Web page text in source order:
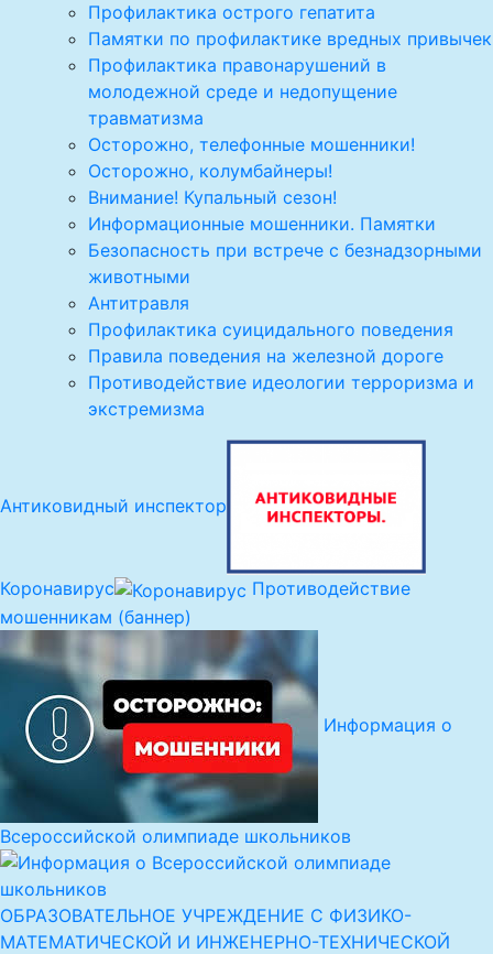
Профилактика острого гепатита
Памятки по профилактике вредных привычек
Профилактика правонарушений в
молодежной среде и недопущение
травматизма
Осторожно, телефонные мошенники!
Осторожно, колумбайнеры!
Внимание! Купальный сезон!
Информационные мошенники. Памятки
Безопасность при встрече с безнадзорными
животными
Антитравля
Профилактика суицидального поведения
Правила поведения на железной дороге
Противодействие идеологии терроризма и
экстремизма
Антиковидный инспектор
Коронавирус
Противодействие
мошенникам (баннер)
Информация о
Всероссийской олимпиаде школьников
ОБРАЗОВАТЕЛЬНОЕ УЧРЕЖДЕНИЕ С ФИЗИКО-
МАТЕМАТИЧЕСКОЙ И ИНЖЕНЕРНО-ТЕХНИЧЕСКОЙ